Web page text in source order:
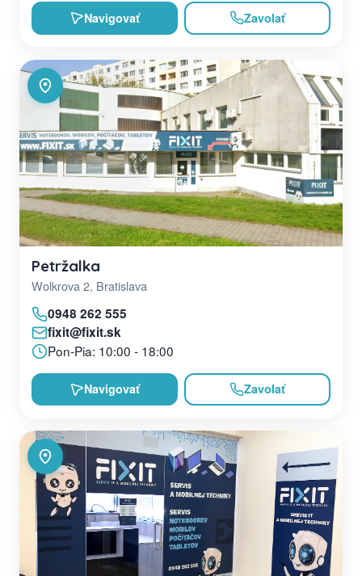
Navigovať Zavolať
Petržalka
Wolkrova 2, Bratislava
0948 262 555
fixit@fixit.sk
Pon-Pia: 10:00 - 18:00
Navigovať Zavolať